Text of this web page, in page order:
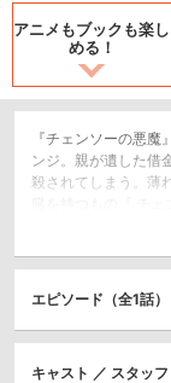
アニメもブックも楽し
める！
『チェンソーの悪
ンジ。親が遺した借
殺されてしまう。薄
臓を持つもの『 チ
シリーズ／関連のア
エピソード（全1話）
キャスト ／ スタッフ